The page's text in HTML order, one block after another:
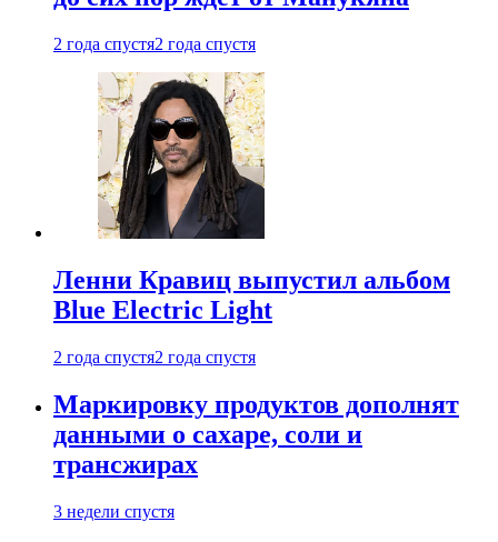
2 года спустя2 года спустя
Ленни Кравиц выпустил альбом
Blue Electric Light
2 года спустя2 года спустя
Маркировку продуктов дополнят
данными о сахаре, соли и
трансжирах
3 недели спустя